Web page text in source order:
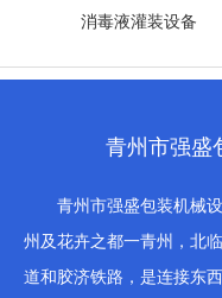
消毒液灌装设备
青州市强盛
青州市强盛包装机械设
州及花卉之都一青州，北
道和胶济铁路，是连接东